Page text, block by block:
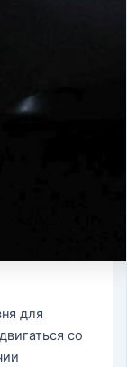
для
со